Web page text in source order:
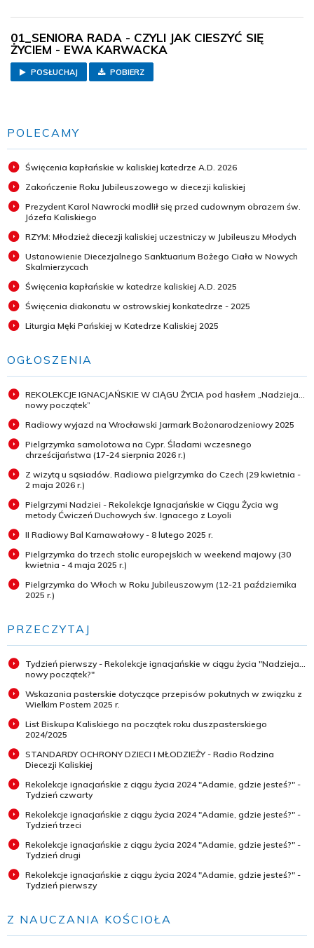
01_SENIORA RADA - CZYLI JAK CIESZYĆ SIĘ
ŻYCIEM - EWA KARWACKA
POSŁUCHAJ POBIERZ
POLECAMY
Święcenia kapłańskie w kaliskiej katedrze A.D. 2026
Zakończenie Roku Jubileuszowego w diecezji kaliskiej
Prezydent Karol Nawrocki modlił się przed cudownym obrazem św.
Józefa Kaliskiego
RZYM: Młodzież diecezji kaliskiej uczestniczy w Jubileuszu Młodych
Ustanowienie Diecezjalnego Sanktuarium Bożego Ciała w Nowych
Skalmierzycach
Święcenia kapłańskie w katedrze kaliskiej A.D. 2025
Święcenia diakonatu w ostrowskiej konkatedrze - 2025
Liturgia Męki Pańskiej w Katedrze Kaliskiej 2025
OGŁOSZENIA
REKOLEKCJE IGNACJAŃSKIE W CIĄGU ŻYCIA pod hasłem „Nadzieja...
nowy początek”
Radiowy wyjazd na Wrocławski Jarmark Bożonarodzeniowy 2025
Pielgrzymka samolotowa na Cypr. Śladami wczesnego
chrześcijaństwa (17-24 sierpnia 2026 r.)
Z wizytą u sąsiadów. Radiowa pielgrzymka do Czech (29 kwietnia -
2 maja 2026 r.)
Pielgrzymi Nadziei - Rekolekcje Ignacjańskie w Ciągu Życia wg
metody Ćwiczeń Duchowych św. Ignacego z Loyoli
II Radiowy Bal Karnawałowy - 8 lutego 2025 r.
Pielgrzymka do trzech stolic europejskich w weekend majowy (30
kwietnia - 4 maja 2025 r.)
Pielgrzymka do Włoch w Roku Jubileuszowym (12-21 października
2025 r.)
PRZECZYTAJ
Tydzień pierwszy - Rekolekcje ignacjańskie w ciągu życia "Nadzieja...
nowy początek?"
Wskazania pasterskie dotyczące przepisów pokutnych w związku z
Wielkim Postem 2025 r.
List Biskupa Kaliskiego na początek roku duszpasterskiego
2024/2025
STANDARDY OCHRONY DZIECI I MŁODZIEŻY - Radio Rodzina
Diecezji Kaliskiej
Rekolekcje ignacjańskie z ciągu życia 2024 "Adamie, gdzie jesteś?" -
Tydzień czwarty
Rekolekcje ignacjańskie z ciągu życia 2024 "Adamie, gdzie jesteś?" -
Tydzień trzeci
Rekolekcje ignacjańskie z ciągu życia 2024 "Adamie, gdzie jesteś?" -
Tydzień drugi
Rekolekcje ignacjańskie z ciągu życia 2024 "Adamie, gdzie jesteś?" -
Tydzień pierwszy
Z NAUCZANIA KOŚCIOŁA